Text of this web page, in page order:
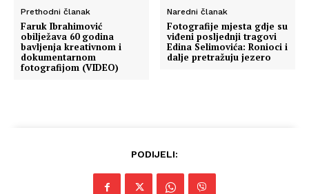
O nama
Kontakt
Impressum
Prethodni članak
Faruk Ibrahimović
obilježava 60 godina
bavljenja kreativnom i
dokumentarnom
fotografijom (VIDEO)
Naredni članak
Fotografije mjesta gdje su
viđeni posljednji tragovi
Edina Selimovića: Ronioci i
dalje pretražuju jezero
PODIJELI: